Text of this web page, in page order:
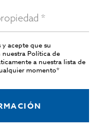
acepte que su
nuestraPolítica de
a nuestra lista de
momento*